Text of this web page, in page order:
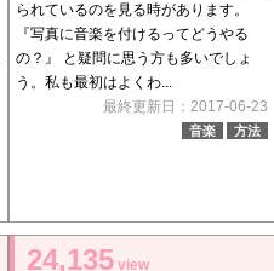
られているのを見る時があります。
『写真に音楽を付けるってどうやる
の？』 と疑問に思う方も多いでしょ
う。私も最初はよくわ...
最終更新日：2017-06-23
音楽 方法
24,135 view